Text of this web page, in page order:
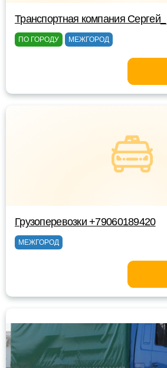
Транспортная компания Сергей_
ПО ГОРОДУ МЕЖГОРОД
Грузоперевозки +79060189420
МЕЖГОРОД